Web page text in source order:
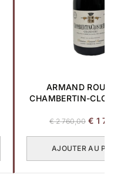
ARMAND
CHAMBERTIN-CLOS
€2 760,00 Le
initial
€ 1
AJOUTER AU